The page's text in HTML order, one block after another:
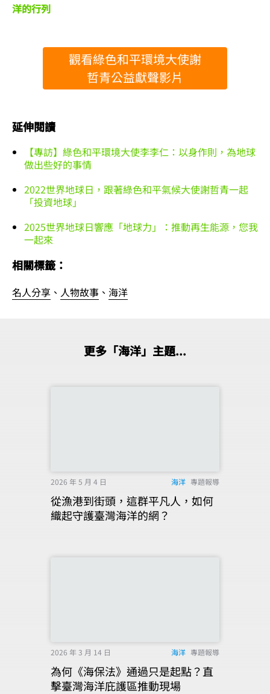
洋的行列
觀看綠色和平環境大使謝
哲青公益獻聲影片
延伸閱讀
【專訪】綠色和平環境大使李李仁：以身作則，為地球
做出些好的事情
2022世界地球日，跟著綠色和平氣候大使謝哲青一起
「投資地球」
2025世界地球日響應「地球力」：推動再生能源，您我
一起來
相關標籤：
名人分享 、 人物故事 、 海洋
更多「海洋」主題...
2026 年 5 月 4 日 海洋 專題報導
從漁港到街頭，這群平凡人，如何
織起守護臺灣海洋的網？
2026 年 3 月 14 日 海洋 專題報導
為何《海保法》通過只是起點？直
擊臺灣海洋庇護區推動現場